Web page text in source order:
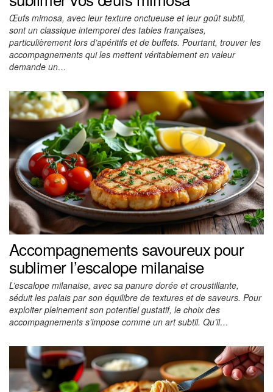
Œufs mimosa, avec leur texture onctueuse et leur goût subtil,
sont un classique intemporel des tables françaises,
particulièrement lors d’apéritifs et de buffets. Pourtant, trouver les
accompagnements qui les mettent véritablement en valeur
demande un…
Accompagnements savoureux pour
sublimer l’escalope milanaise
L’escalope milanaise, avec sa panure dorée et croustillante,
séduit les palais par son équilibre de textures et de saveurs. Pour
exploiter pleinement son potentiel gustatif, le choix des
accompagnements s’impose comme un art subtil. Qu’il…